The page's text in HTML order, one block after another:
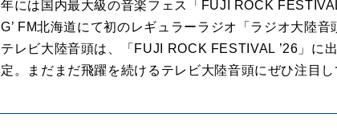
年には国内最大級の音楽フェス「 FUJI ROCK
G’ FM北海道にて初のレギュラーラジオ「ラジオ大陸音
テレビ大陸音頭は、「 FUJI ROCK FESTIVAL ’26」に
定。
まだまだ飛躍を続ける テレビ大陸音頭にぜひ注目し